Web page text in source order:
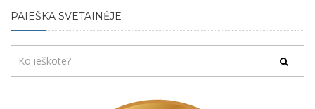
PAIEŠKA SVETAINĖJE